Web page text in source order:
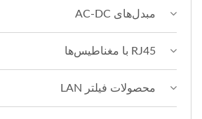
مبدل‌های AC-DC
RJ45 با مغناطیس‌ها
محصولات فیلتر LAN